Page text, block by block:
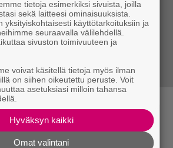
Plus Essential -
– mukana todellinen
tietoja esimerkiksi sivuista, joilla
sekä laitteesi ominaisuuksista.
yksityiskohtaisesti käyttötarkoituksiin ja
seuraavalla välilehdellä.
sivuston toimivuuteen ja
voivat käsitellä tietoja myös ilman
on siihen oikeutettu peruste. Voit
asetuksiasi milloin tahansa
Hyväksyn kaikki
Omat valintani